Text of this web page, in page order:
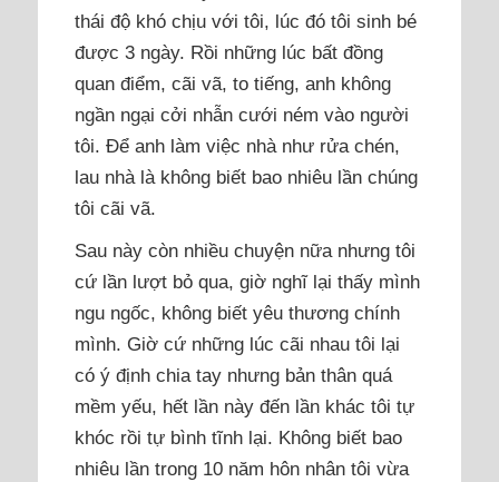
thái độ khó chịu với tôi, lúc đó tôi sinh bé
được 3 ngày. Rồi những lúc bất đồng
quan điểm, cãi vã, to tiếng, anh không
ngần ngại cởi nhẫn cưới ném vào người
tôi. Để anh làm việc nhà như rửa chén,
lau nhà là không biết bao nhiêu lần chúng
tôi cãi vã.
Sau này còn nhiều chuyện nữa nhưng tôi
cứ lần lượt bỏ qua, giờ nghĩ lại thấy mình
ngu ngốc, không biết yêu thương chính
mình. Giờ cứ những lúc cãi nhau tôi lại
có ý định chia tay nhưng bản thân quá
mềm yếu, hết lần này đến lần khác tôi tự
khóc rồi tự bình tĩnh lại. Không biết bao
nhiêu lần trong 10 năm hôn nhân tôi vừa